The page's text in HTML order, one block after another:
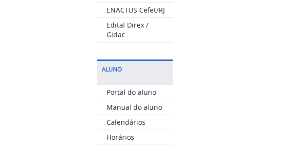
ENACTUS Cefet/RJ
Edital Direx /
Gidac
ALUNO
Portal do aluno
Manual do aluno
Calendários
Horários